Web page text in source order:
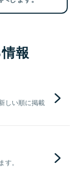
報
しい順に掲載
。